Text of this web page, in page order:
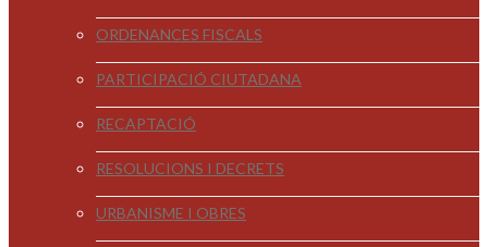
ORDENANCES FISCALS
PARTICIPACIÓ CIUTADANA
RECAPTACIÓ
RESOLUCIONS I DECRETS
URBANISME I OBRES